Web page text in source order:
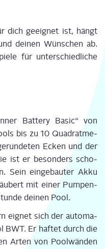
dich gee­ignet ist, hängt
deinen Wünschen ab.
le für unterschiedliche
Bat­tery Basic“ von
bis zu 10 Qua­drat­me­
Ecken und der
ist er beson­ders scho­
Sein ein­ge­bau­ter Akku
mit einer Pum­pen­
dei­nen Pool.
eig­net sich der auto­ma­
BWT. Er haf­tet durch die
Arten von Pool­wän­den